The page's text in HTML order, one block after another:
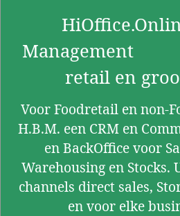
Management
retail en
Voor Foodretail en non-
H.B.M. een CRM en
en BackOffice voor
Warehousing en Stocks.
channels direct sales,
en voor elke